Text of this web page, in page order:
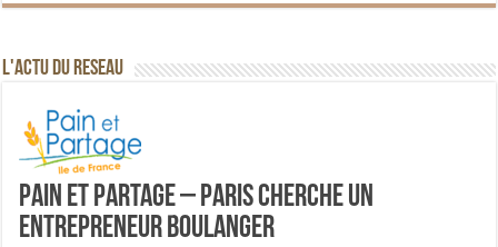
L'ACTU DU RESEAU
Pain et Partage – Paris cherche un
entrepreneur boulanger